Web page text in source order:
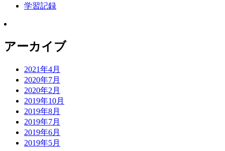
学習記録
アーカイブ
2021年4月
2020年7月
2020年2月
2019年10月
2019年8月
2019年7月
2019年6月
2019年5月